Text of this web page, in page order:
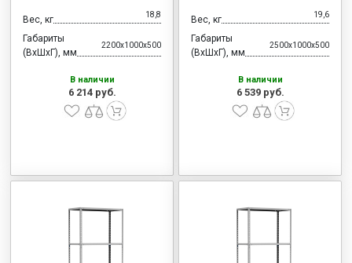
Вес, кг 18,8
Габариты
(ВхШхГ), мм
2200x1000x500
В наличии
6 214 руб.
Вес, кг 19,6
Габариты
(ВхШхГ), мм
2500x1000x500
В наличии
6 539 руб.